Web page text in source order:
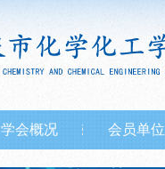
学会概况 会员单位